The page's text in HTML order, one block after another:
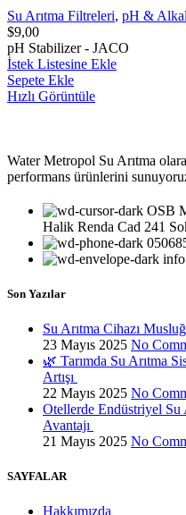
Su Arıtma Filtreleri, pH &
$9,00
pH Stabilizer - JACO
İstek Listesine Ekle
Sepete Ekle
Hızlı Görüntüle
Water Metropol Su Arıtma
performans ürünlerini
OSB
Halik Renda Cad 241
Son Yazılar
Su Arıtma Cihazı
23 Mayıs 2025 No
🌿 Tarımda Su Arıtma
Artışı
22 Mayıs 2025 No
Otellerde Endüstriyel Su
Avantajı
21 Mayıs 2025 No
SAYFALAR
Hakkımızda